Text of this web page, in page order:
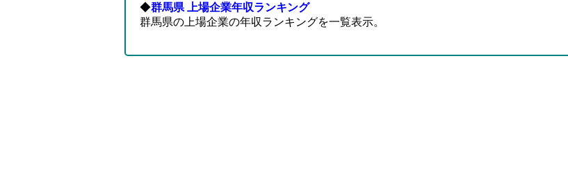
◆群馬県 上場企業年収ランキング
群馬県の上場企業の年収ランキングを一覧表示。